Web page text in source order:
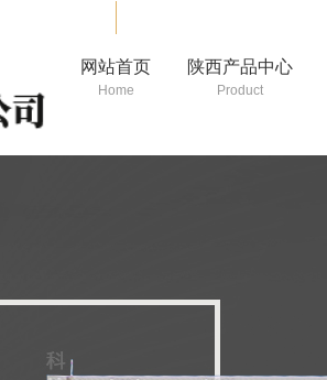
网站首页
Home
陕西产品中心
Product